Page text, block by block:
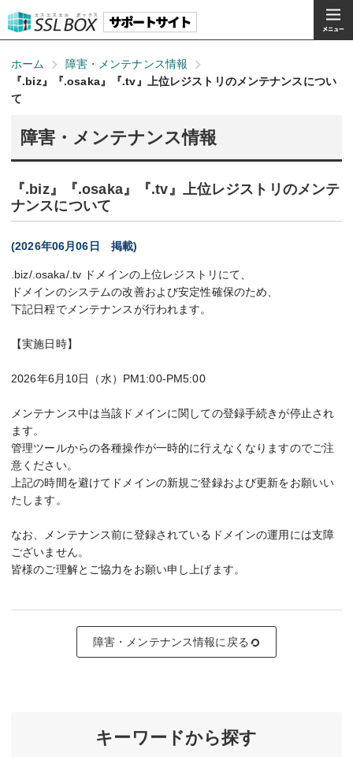
ホーム
障害・メンテナンス情報
『.biz』『.osaka』『.tv』上位レジストリのメンテナンスについ
て
障害・メンテナンス情報
『.biz』『.osaka』『.tv』上位レジストリのメンテ
ナンスについて
(2026年06月06日 掲載)
.biz/.osaka/.tv ドメインの上位レジストリにて、
ドメインのシステムの改善および安定性確保のため、
下記日程でメンテナンスが行われます。
【実施日時】
2026年6月10日（水）PM1:00-PM5:00
メンテナンス中は当該ドメインに関しての登録手続きが停止され
ます。
管理ツールからの各種操作が一時的に行えなくなりますのでご注
意ください。
上記の時間を避けてドメインの新規ご登録および更新をお願いい
たします。
なお、メンテナンス前に登録されているドメインの運用には支障
ございません。
皆様のご理解とご協力をお願い申し上げます。
障害・メンテナンス情報に戻る
キーワードから探す